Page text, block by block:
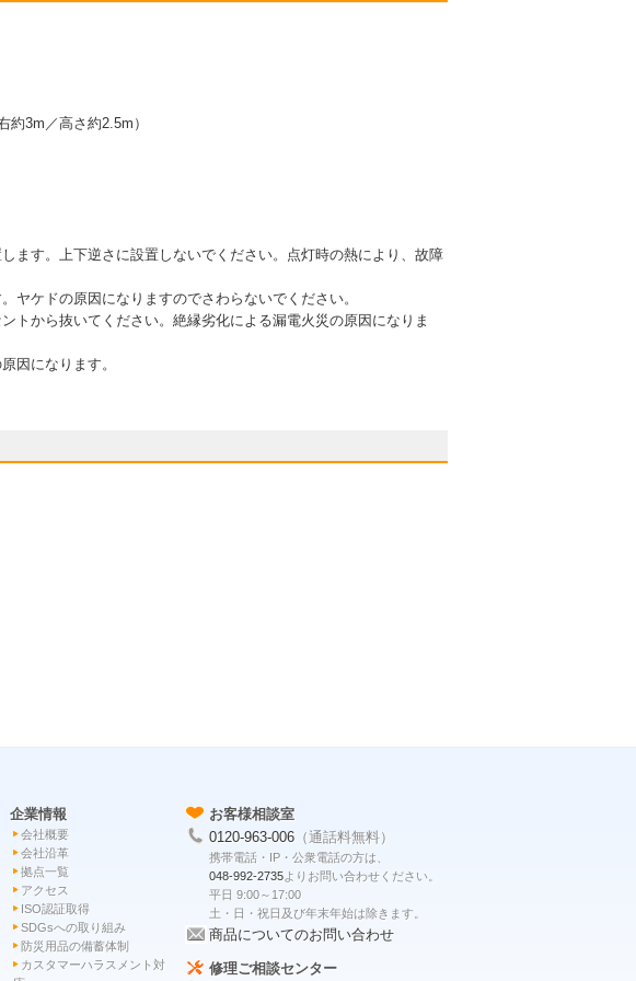
約3m／高さ約2.5m）
ます。上下逆さに設置しないでください。点灯時の熱により、故障
ヤケドの原因になりますのでさわらないでください。
トから抜いてください。絶縁劣化による漏電火災の原因になりま
因になります。
企業情報
会社概要
会社沿革
拠点一覧
アクセス
ISO認証取得
SDGsへの取り組み
防災用品の備蓄体制
カスタマーハラスメント対
お客様相談室
0120-963-006 （通話料無料）
携帯電話・IP・公衆電話の方は、
048-992-2735よりお問い合わせください。
平日 9:00～17:00
土・日・祝日及び年末年始は除きます。
商品についてのお問い合わせ
修理ご相談センター